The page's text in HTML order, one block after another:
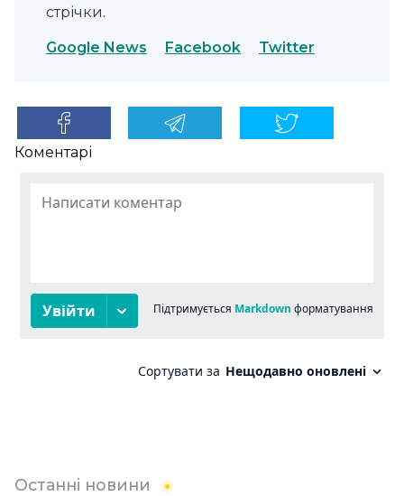
стрічки.
Google News Facebook Twitter
Коментарі
Останні новини